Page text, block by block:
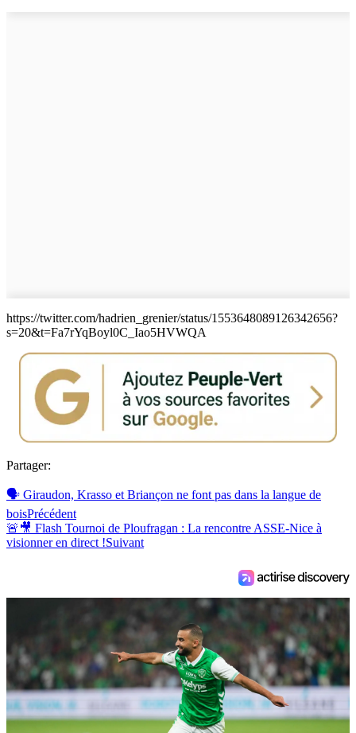
https://twitter.com/hadrien_grenier/status/1553648089126342656?
s=20&t=Fa7rYqBoyl0C_Iao5HVWQA
Partager:
🗣 Giraudon, Krasso et Briançon ne font pas dans la langue de
boisPrécédent
🚨🎥 Flash Tournoi de Ploufragan : La rencontre ASSE-Nice à
visionner en direct !Suivant